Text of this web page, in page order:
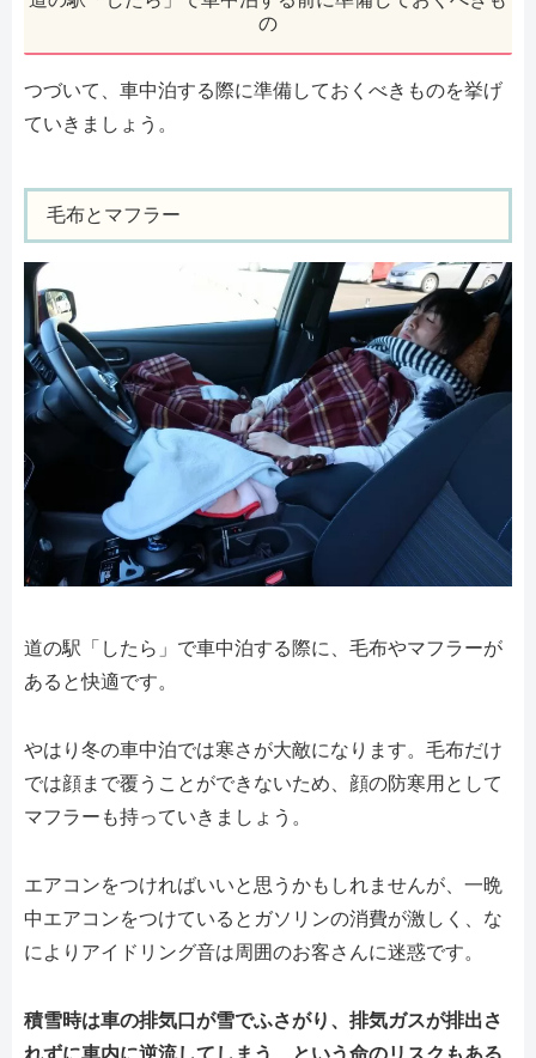
の
つづいて、車中泊する際に準備しておくべきものを挙げ
ていきましょう。
毛布とマフラー
道の駅「したら」で車中泊する際に、毛布やマフラーが
あると快適です。
やはり冬の車中泊では寒さが大敵になります。毛布だけ
では顔まで覆うことができないため、顔の防寒用として
マフラーも持っていきましょう。
エアコンをつければいいと思うかもしれませんが、一晩
中エアコンをつけているとガソリンの消費が激しく、な
によりアイドリング音は周囲のお客さんに迷惑です。
積雪時は車の排気口が雪でふさがり、排気ガスが排出さ
れずに車内に逆流してしまう、という命のリスクもある